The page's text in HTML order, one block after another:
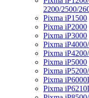
2200/2500/
Pixma iP1500
Pixma iP2000
Pixma iP3000
Pixma
Pixma
Pixma iP5000
Pixma
Pixma
Pixma